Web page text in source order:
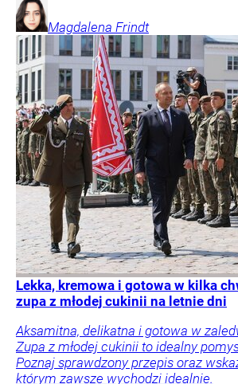
Magdalena Frindt
Lekka, kremowa i gotowa w kilka
zupa z młodej cukinii na letnie dni
Aksamitna, delikatna i gotowa w
Zupa z młodej cukinii to idealny
Poznaj sprawdzony przepis oraz
którym zawsze wychodzi idealnie.